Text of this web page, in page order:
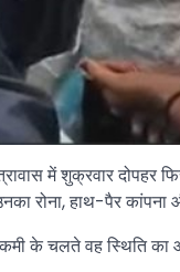
में शुक्रवार
रोना, हाथ-पैर
के चलते वह स्थिति का